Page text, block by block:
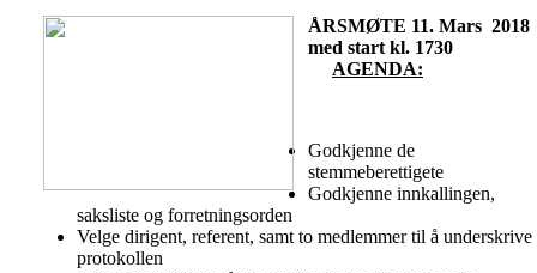
ÅRSMØTE 11. Mars 2018
med start kl. 1730
AGENDA:
Godkjenne de
stemmeberettigete
Godkjenne innkallingen,
saksliste og forretningsorden
Velge dirigent, referent, samt to medlemmer til å underskrive
protokollen